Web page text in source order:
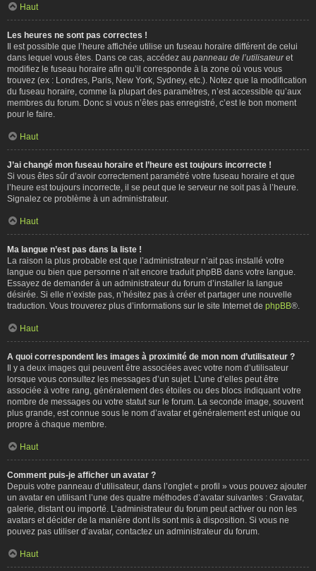
Haut
Les heures ne sont pas correctes !
Il est possible que l’heure affichée utilise un fuseau horaire différent de celui
dans lequel vous êtes. Dans ce cas, accédez au panneau de l’utilisateuret
modifiez le fuseau horaire afin qu’il corresponde à la zone où vous vous
trouvez (ex : Londres, Paris, New York, Sydney, etc.). Notez que la modification
du fuseau horaire, comme la plupart des paramètres, n’est accessible qu’aux
membres du forum. Donc si vous n’êtes pas enregistré, c’est le bon moment
pour le faire.
Haut
J’ai changé mon fuseau horaire et l’heure est toujours incorrecte !
Si vous êtes sûr d’avoir correctement paramétré votre fuseau horaire et que
l’heure est toujours incorrecte, il se peut que le serveur ne soit pas à l’heure.
Signalez ce problème à un administrateur.
Haut
Ma langue n’est pas dans la liste !
La raison la plus probable est que l’administrateur n’ait pas installé votre
langue ou bien que personne n’ait encore traduit phpBB dans votre langue.
Essayez de demander à un administrateur du forum d’installer la langue
désirée. Si elle n’existe pas, n’hésitez pas à créer et partager une nouvelle
traduction. Vous trouverez plus d’informations sur le site Internet de phpBB®.
Haut
A quoi correspondent les images à proximité de mon nom d’utilisateur ?
Il y a deux images qui peuvent être associées avec votre nom d’utilisateur
lorsque vous consultez les messages d’un sujet. L’une d’elles peut être
associée à votre rang, généralement des étoiles ou des blocs indiquant votre
nombre de messages ou votre statut sur le forum. La seconde image, souvent
plus grande, est connue sous le nom d’avatar et généralement est unique ou
propre à chaque membre.
Haut
Comment puis-je afficher un avatar ?
Depuis votre panneau d’utilisateur, dans l’onglet « profil » vous pouvez ajouter
un avatar en utilisant l’une des quatre méthodes d’avatar suivantes : Gravatar,
galerie, distant ou importé. L’administrateur du forum peut activer ou non les
avatars et décider de la manière dont ils sont mis à disposition. Si vous ne
pouvez pas utiliser d’avatar, contactez un administrateur du forum.
Haut